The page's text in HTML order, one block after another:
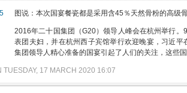
图说：本次国宴餐瓷都是采用含45％天然骨粉的高级
2016年二十国集团（G20）领导人峰会在杭州举行。
表团夫妇，并在杭州西子宾馆举行欢迎晚宴，习近
集团领导人精心准备的国宴引起了人们的关注，这些
TUESDAY, 17 MARCH 2020 16:07